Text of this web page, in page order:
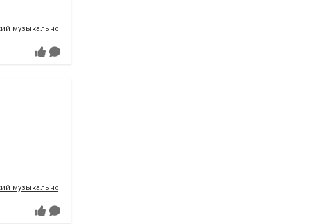
музыкально-драматический театр имени Т.Г.Шевченко
музыкально-драматический театр имени Т.Г.Шевченко